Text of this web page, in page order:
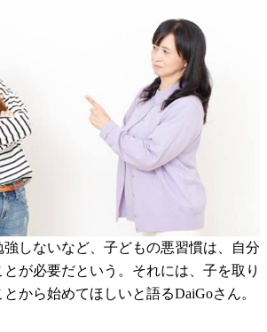
強しないなど、子どもの悪習慣は、自分
が必要だという。それには、子を取り
から始めてほしいと語るDaiGoさん。